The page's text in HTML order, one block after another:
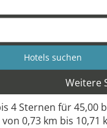
Weitere
4 Sternen für 45,00
0,73 km bis 10,71